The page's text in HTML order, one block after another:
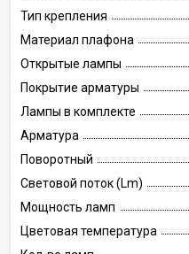
Тип крепления
Материал плафона
Открытые лампы
Покрытие арматуры
Лампы в комплекте
Арматура
Поворотный
Световой поток (Lm)
Мощность ламп
Цветовая температура